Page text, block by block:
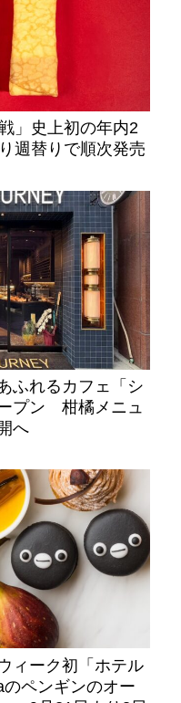
」史上初の年内2
週替りで順次発売
ふれるカフェ「シ
プン 柑橘メニュ
へ
ィーク初「ホテル
ペンギンのオー